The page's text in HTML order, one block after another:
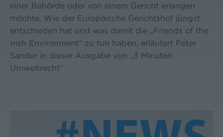
einer Behörde oder von einem Gericht erlangen
möchte. Wie der Europäische Gerichtshof jüngst
entschieden hat und was damit die „Friends of the
Irish Environment“ zu tun haben, erläutert Peter
Sander in dieser Ausgabe von „3 Minuten
Umweltrecht“